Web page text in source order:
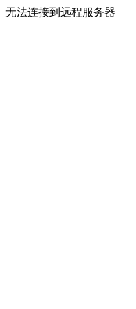
无法连接到远程服务器